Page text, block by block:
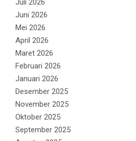
Juli 2026
Juni 2026
Mei 2026
April 2026
Maret 2026
Februari 2026
Januari 2026
Desember 2025
November 2025
Oktober 2025
September 2025